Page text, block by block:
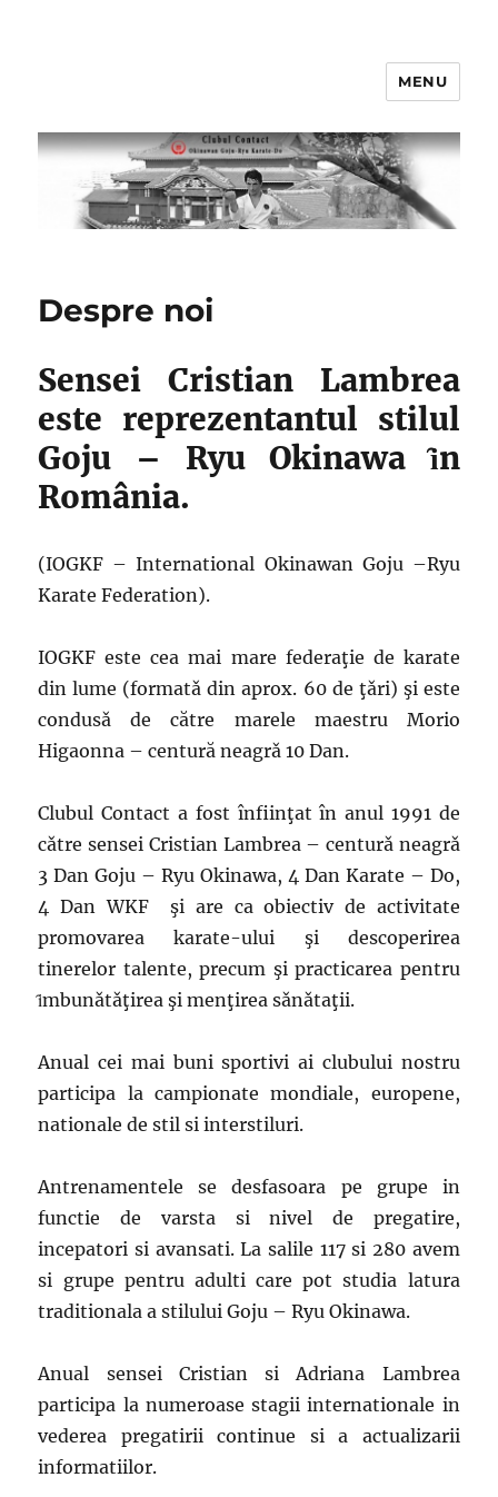
MENU
Despre noi
Sensei Cristian Lambrea
este reprezentantul stilul
Goju – Ryu Okinawa ȋn
România.
(IOGKF – International Okinawan Goju –Ryu
Karate Federation).
IOGKF este cea mai mare federaţie de karate
din lume (formatǎ din aprox. 60 de ţǎri) şi este
condusǎ de către marele maestru Morio
Higaonna – centură neagrǎ 10 Dan.
Clubul Contact a fost înfiinţat în anul 1991 de
cǎtre sensei Cristian Lambrea – centurǎ neagrǎ
3 Dan Goju – Ryu Okinawa, 4 Dan Karate – Do,
4 Dan WKF şi are ca obiectiv de activitate
promovarea karate-ului şi descoperirea
tinerelor talente, precum şi practicarea pentru
ȋmbunǎtǎţirea şi menţirea sǎnǎtaţii.
Anual cei mai buni sportivi ai clubului nostru
participa la campionate mondiale, europene,
nationale de stil si interstiluri.
Antrenamentele se desfasoara pe grupe in
functie de varsta si nivel de pregatire,
incepatori si avansati. La salile 117 si 280 avem
si grupe pentru adulti care pot studia latura
traditionala a stilului Goju – Ryu Okinawa.
Anual sensei Cristian si Adriana Lambrea
participa la numeroase stagii internationale in
vederea pregatirii continue si a actualizarii
informatiilor.